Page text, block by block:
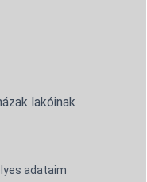
lakóinak
adataim